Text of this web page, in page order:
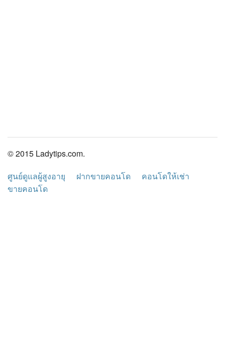
© 2015 Ladytips.com.
ศูนย์ดูแลผู้สูงอายุ
ฝากขายคอนโด
คอนโดให้เช่า
ขายคอนโด